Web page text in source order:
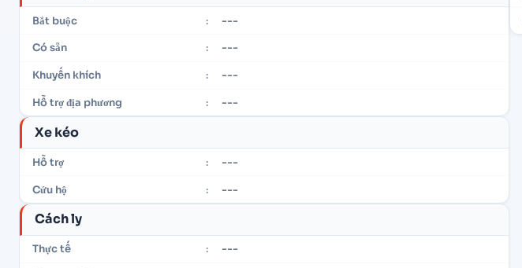
Bắt buộc : ---
Có sẵn : ---
Khuyến khích : ---
Hỗ trợ địa phương : ---
Xe kéo
Hỗ trợ : ---
Cứu hộ : ---
Cách ly
Thực tế : ---